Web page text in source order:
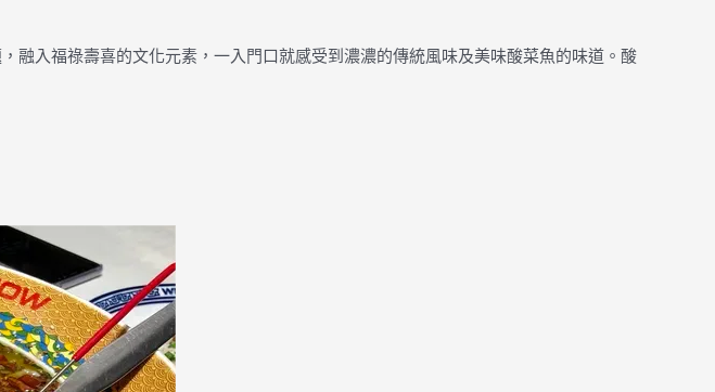
融入福祿壽喜的文化元素，一入門口就感受到濃濃的傳統風味及美味酸菜魚的味道。酸